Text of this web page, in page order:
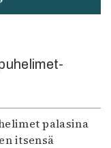
palasina
itsensä